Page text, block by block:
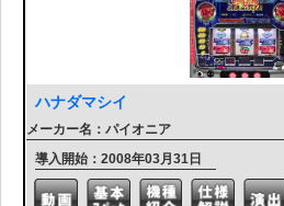
ハナダマシイ
メーカー名：パイオニア
導入開始：2008年03月31日